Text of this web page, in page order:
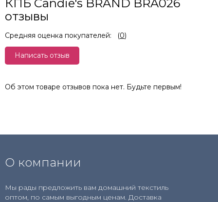
КПБ Candie's BRAND BRA026
отзывы
Средняя оценка покупателей: (0)
Написать отзыв
Об этом товаре отзывов пока нет. Будьте первым!
О компании
Мы рады предложить вам домашний текстиль
оптом, по самым выгодным ценам. Доставка